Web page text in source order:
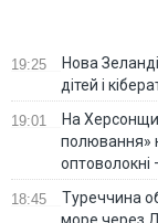
19:25
Нова
дітей і
19:01
На
полювання»
18:45
Туреччина